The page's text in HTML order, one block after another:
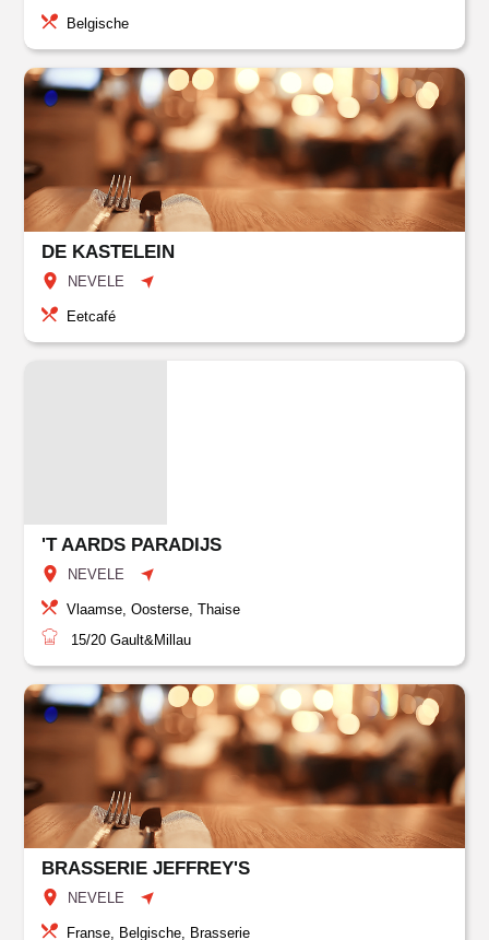
Belgische
DE KASTELEIN
NEVELE
Eetcafé
'T AARDS PARADIJS
NEVELE
Vlaamse, Oosterse, Thaise
15/20 Gault&Millau
BRASSERIE JEFFREY'S
NEVELE
Franse, Belgische, Brasserie